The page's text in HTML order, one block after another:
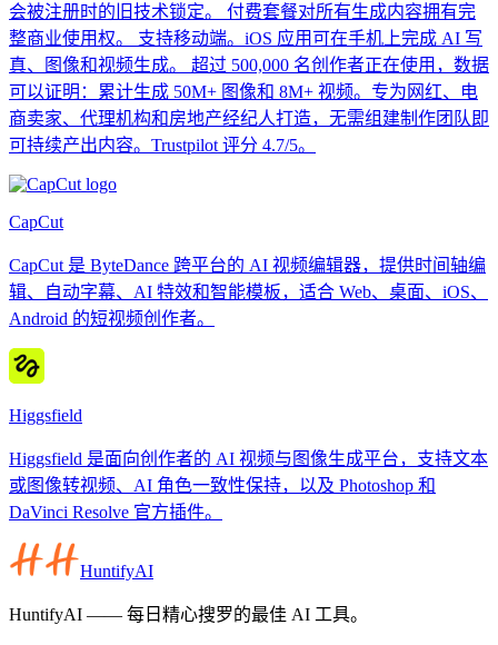
会被注册时的旧技术锁定。 付费套餐对所有生成内容拥有完
整商业使用权。 支持移动端。iOS 应用可在手机上完成 AI 写
真、图像和视频生成。 超过 500,000 名创作者正在使用，数据
可以证明：累计生成 50M+ 图像和 8M+ 视频。专为网红、电
商卖家、代理机构和房地产经纪人打造，无需组建制作团队即
可持续产出内容。Trustpilot 评分 4.7/5。
CapCut
CapCut 是 ByteDance 跨平台的 AI 视频编辑器，提供时间轴编
辑、自动字幕、AI 特效和智能模板，适合 Web、桌面、iOS、
Android 的短视频创作者。
Higgsfield
Higgsfield 是面向创作者的 AI 视频与图像生成平台，支持文本
或图像转视频、AI 角色一致性保持，以及 Photoshop 和
DaVinci Resolve 官方插件。
HuntifyAI
HuntifyAI —— 每日精心搜罗的最佳 AI 工具。